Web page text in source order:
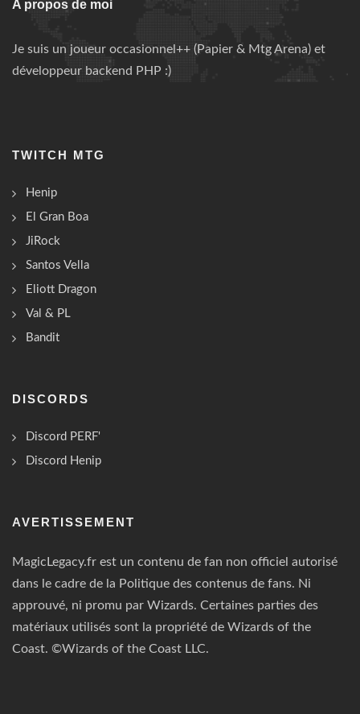
A propos de moi
Je suis un joueur occasionnel++ (Papier & Mtg Arena) et
développeur backend PHP :)
TWITCH MTG
Henip
El Gran Boa
JiRock
Santos Vella
Eliott Dragon
Val & PL
Bandit
DISCORDS
Discord PERF'
Discord Henip
AVERTISSEMENT
MagicLegacy.fr est un contenu de fan non officiel autorisé
dans le cadre de la Politique des contenus de fans. Ni
approuvé, ni promu par Wizards. Certaines parties des
matériaux utilisés sont la propriété de Wizards of the
Coast. ©Wizards of the Coast LLC.